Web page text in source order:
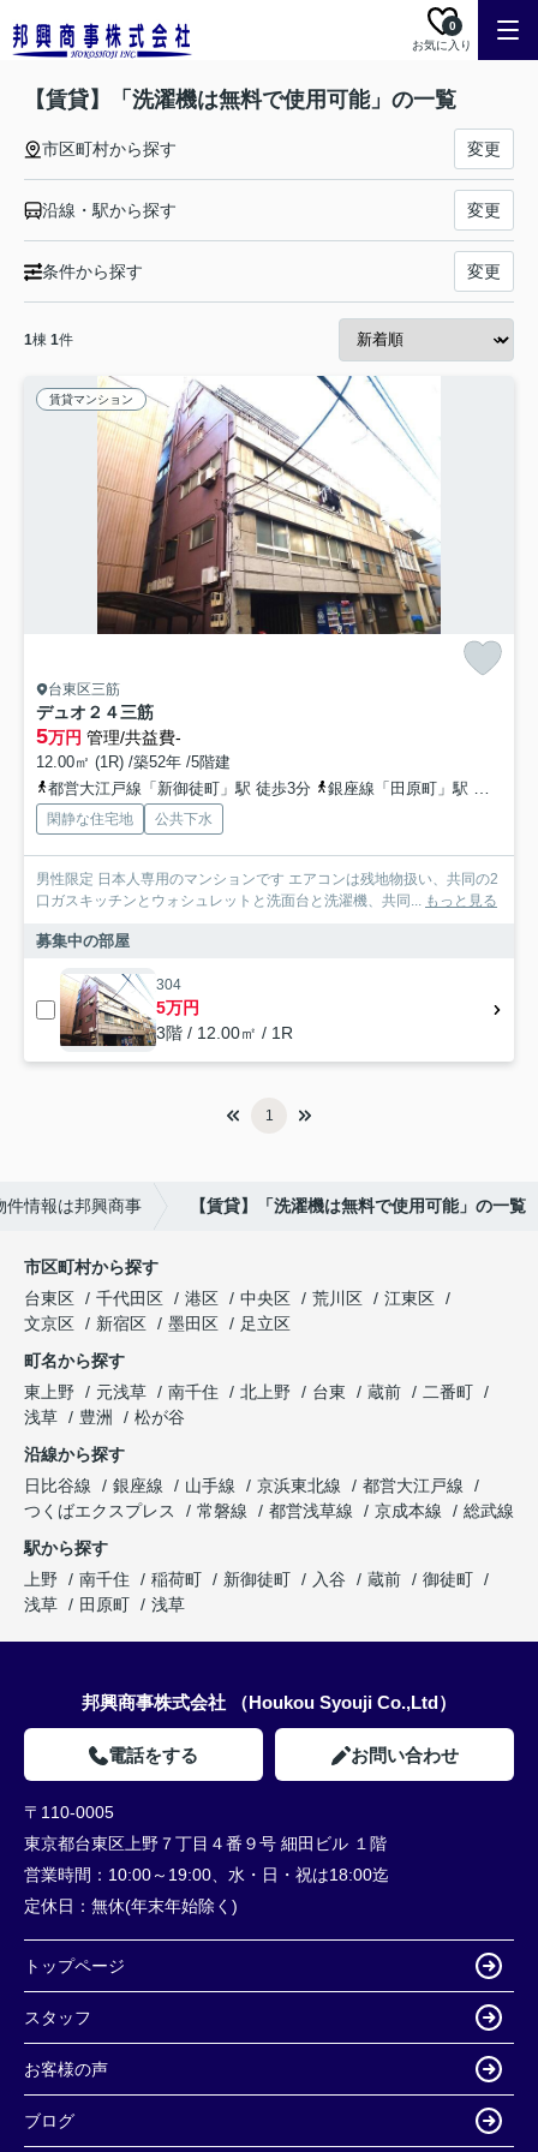
お気に入り
0
【賃貸】「洗濯機は無料で使用可能」の一覧
市区町村から探す 変更
沿線・駅から探す 変更
条件から探す 変更
1棟 1件
賃貸マンション
台東区三筋
デュオ２４三筋
5万円 管理/共益費-
12.00㎡ (1R) /築52年 /5階建
都営大江戸線「新御徒町」駅 徒歩3分
銀座線「田原町」駅 徒歩6分
閑静な住宅地 公共下水
男性限定 日本人専用のマンションです エアコンは残地物扱い、共同の2
口ガスキッチンとウォシュレットと洗面台と洗濯機、共同... もっと見る
募集中の部屋
304
5万円
3階 / 12.00㎡ / 1R
1
件情報は邦興商事 【賃貸】「洗濯機は無料で使用可能」の一覧
市区町村から探す
台東区
千代田区 港区 中央区 荒川区
江東区
文京区
新宿区 墨田区
足立区
町名から探す
東上野
元浅草 南千住 北上野 台東 蔵前
二番町
浅草
豊洲
松が谷
沿線から探す
日比谷線
銀座線 山手線 京浜東北線
都営大江戸線
つくばエクスプレス
常磐線 都営浅草線 京成本線
総武線
駅から探す
上野
南千住 稲荷町 新御徒町 入谷 蔵前
御徒町
浅草
田原町 浅草
邦興商事株式会社 （Houkou Syouji Co.,Ltd）
電話をする お問い合わせ
〒110-0005
東京都台東区上野７丁目４番９号 細田ビル １階
営業時間： 10:00～19:00、水・日・祝は18:00迄
定休日： 無休(年末年始除く)
トップページ
スタッフ
お客様の声
ブログ